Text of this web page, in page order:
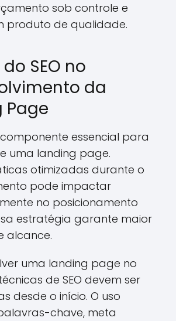
sob controle e
produto de qualidade.
SEO no
da
Page
componente essencial para
uma landing page.
otimizadas durante o
pode impactar
no posicionamento
estratégia garante maior
alcance.
uma landing page no
de SEO devem ser
desde o início. O uso
chave, meta